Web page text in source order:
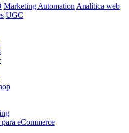
Marketing AutomationAnalítica web
UGC
eCommerce